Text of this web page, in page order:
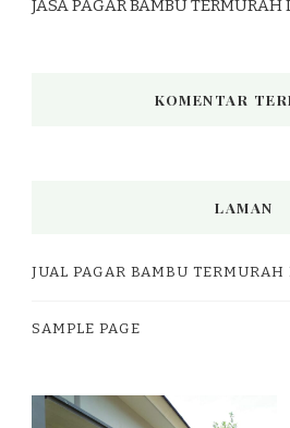
JASA PAGAR BAMBU TERMURAH
KOMENTAR
LAMAN
JUAL PAGAR BAMBU TERMURAH
SAMPLE PAGE